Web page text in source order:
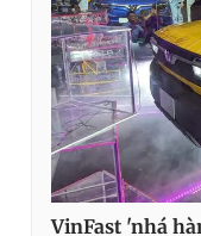
VinFast 'nhá